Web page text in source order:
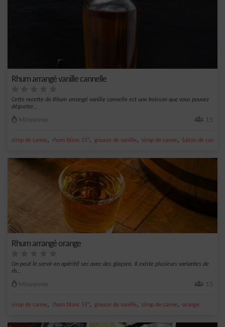
Rhum arrangé vanille cannelle
Cette recette de Rhum arrangé vanille cannelle est une boisson que vous pouvez
déguster...
Moyenne 15
sirop de canne, rhum blanc 55°, gousse de vanille, sirop de canne, bâton de
Rhum arrangé orange
On peut le servir en apéritif sec avec des glaçons. Il existe plusieurs variantes de
rh...
Moyenne 15
sirop de canne, rhum blanc 55°, gousse de vanille, sirop de canne, orange